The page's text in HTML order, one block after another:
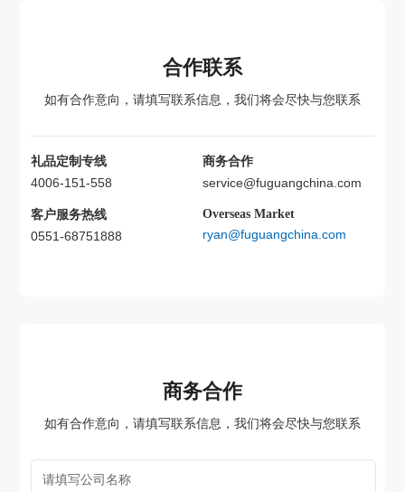
合作联系
如有合作意向，请填写联系信息，我们将会尽快与您联系
礼品定制专线
4006-151-558
商务合作
service@fuguangchina.com
客户服务热线
0551-68751888
Overseas Market
ryan@fuguangchina.com
商务合作
如有合作意向，请填写联系信息，我们将会尽快与您联系